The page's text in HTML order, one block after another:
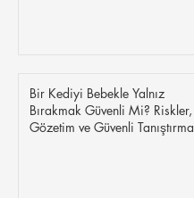
Bir Kediyi Bebekle Yalnız
Bırakmak Güvenli Mi? Riskler,
Gözetim ve Güvenli Tanıştırma